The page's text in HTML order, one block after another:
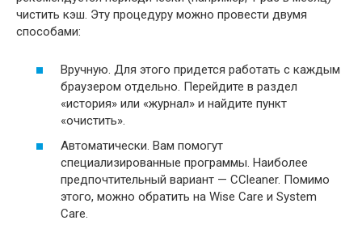
чистить кэш. Эту процедуру можно провести двумя
способами:
Вручную. Для этого придется работать с каждым
браузером отдельно. Перейдите в раздел
«история» или «журнал» и найдите пункт
«очистить».
Автоматически. Вам помогут
специализированные программы. Наиболее
предпочтительный вариант — CCleaner. Помимо
этого, можно обратить на Wise Care и System
Care.